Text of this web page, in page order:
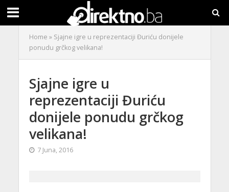
Home » Sjajne igre u reprezentaciji Đuriću donijele
ponudu grčkog velikana!
Sjajne igre u
reprezentaciji Đuriću
donijele ponudu grčkog
velikana!
7 Juna, 2016